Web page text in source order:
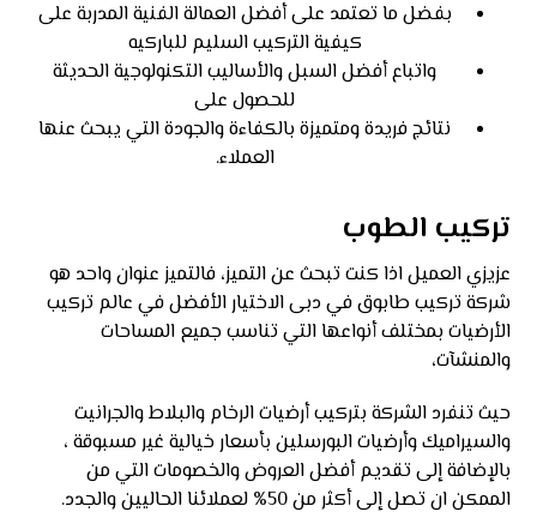
بفضل ما تعتمد على أفضل العمالة الفنية المدربة على
كيفية التركيب السليم للباركيه
واتباع أفضل السبل والأساليب التكنولوجية الحديثة
للحصول على
نتائج فريدة ومتميزة بالكفاءة والجودة التي يبحث عنها
العملاء.
تركيب الطوب
عزيزي العميل اذا كنت تبحث عن التميز، فالتميز عنوان واحد هو
شركة تركيب طابوق في دبى الاختيار الأفضل في عالم تركيب
الأرضيات بمختلف أنواعها التي تناسب جميع المساحات
والمنشآت،
حيث تنفرد الشركة بتركيب أرضيات الرخام والبلاط والجرانيت
والسيراميك وأرضيات البورسلين بأسعار خيالية غير مسبوقة ،
بالإضافة إلى تقديم أفضل العروض والخصومات التي من
الممكن ان تصل إلى أكثر من 50% لعملائنا الحاليين والجدد.